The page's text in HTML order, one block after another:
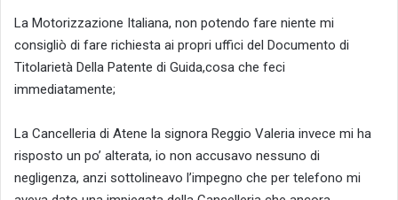
La Motorizzazione Italiana, non potendo fare niente mi
consigliò di fare richiesta ai propri uffici del Documento di
Titolarietà Della Patente di Guida,cosa che feci
immediatamente;
La Cancelleria di Atene la signora Reggio Valeria invece mi ha
risposto un po’ alterata, io non accusavo nessuno di
negligenza, anzi sottolineavo l’impegno che per telefono mi